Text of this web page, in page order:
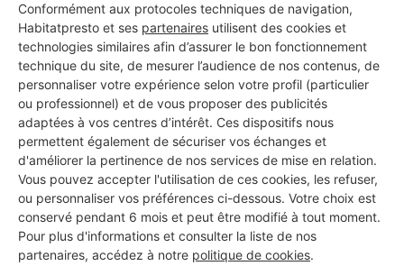
Conformément aux protocoles techniques de navigation,
Habitatpresto et ses partenaires utilisent des cookies et
technologies similaires afin d’assurer le bon fonctionnement
technique du site, de mesurer l’audience de nos contenus, de
personnaliser votre expérience selon votre profil (particulier
ou professionnel) et de vous proposer des publicités
adaptées à vos centres d’intérêt. Ces dispositifs nous
permettent également de sécuriser vos échanges et
d'améliorer la pertinence de nos services de mise en relation.
Vous pouvez accepter l'utilisation de ces cookies, les refuser,
ou personnaliser vos préférences ci-dessous. Votre choix est
conservé pendant 6 mois et peut être modifié à tout moment.
Pour plus d'informations et consulter la liste de nos
partenaires, accédez à notre politique de cookies.
8 projets acceptés
1 ans d'expérience
Voir sa fiche
Brico Lorraine
Nancy
6 ans d'expérience